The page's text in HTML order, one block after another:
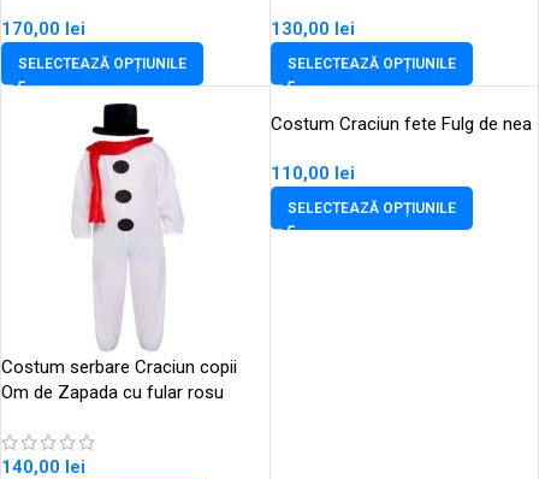
170,00 lei
SELECTEAZĂ OPȚIUNILE
130,00 lei
SELECTEAZĂ OPȚIUNILE
Costum serbare Craciun copii
Om de Zapada cu fular rosu
140,00 lei
Costum Craciun fete Fulg de nea
110,00 lei
SELECTEAZĂ OPȚIUNILE